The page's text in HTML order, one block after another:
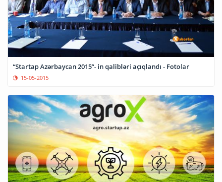
“Startap Azərbaycan 2015”- in qalibləri açıqlandı - Fotolar
15-05-2015